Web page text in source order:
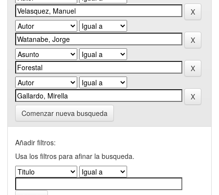
Comenzar nueva busqueda
Añadir filtros:
Usa los filtros para afinar la busqueda.